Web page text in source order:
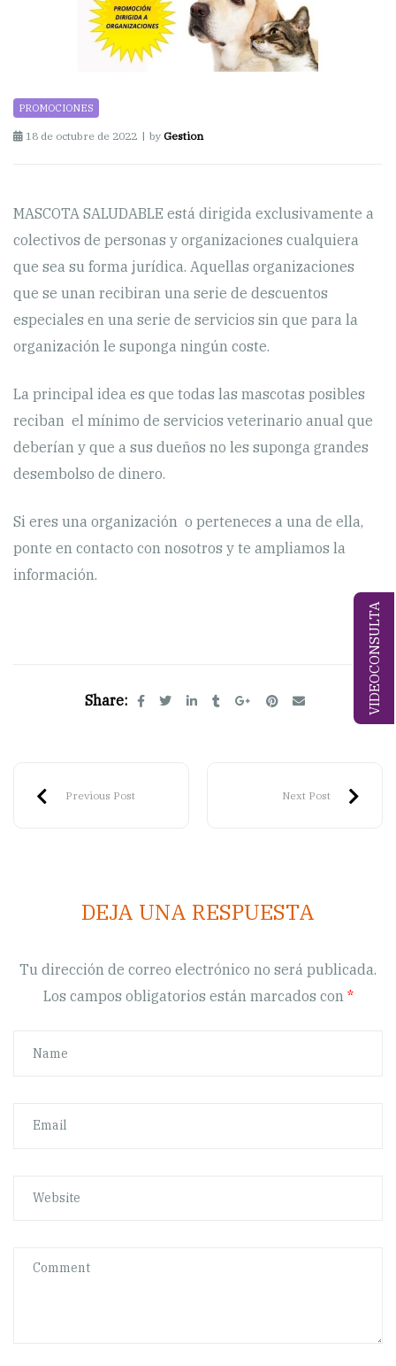
VIDEOCONSULTA
PROMOCIONES
18 de octubre de 2022 by Gestion
MASCOTA SALUDABLE está dirigida exclusivamente a
colectivos de personas y organizaciones cualquiera
que sea su forma jurídica. Aquellas organizaciones
que se unan recibiran una serie de descuentos
especiales en una serie de servicios sin que para la
organización le suponga ningún coste.
La principal idea es que todas las mascotas posibles
reciban el mínimo de servicios veterinario anual que
deberían y que a sus dueños no les suponga grandes
desembolso de dinero.
Si eres una organización o perteneces a una de ella,
ponte en contacto con nosotros y te ampliamos la
información.
Share:
Previous Post Next Post
DEJA UNA RESPUESTA
Tu dirección de correo electrónico no será publicada.
Los campos obligatorios están marcados con *